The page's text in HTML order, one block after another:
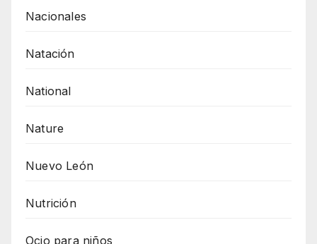
Nacionales
Natación
National
Nature
Nuevo León
Nutrición
Ocio para niños